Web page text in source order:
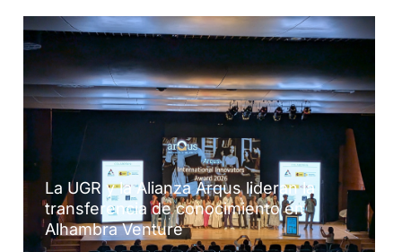
La UGR y la Alianza Arqus lideran la
transferencia de conocimiento en
Alhambra Venture